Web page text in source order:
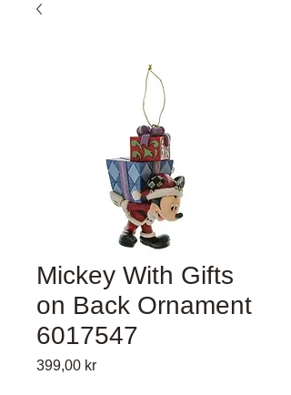
Mickey With Gifts
on Back Ornament
6017547
399,00 krPris